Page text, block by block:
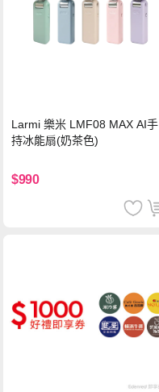
Larmi 樂米 LMF08 MAX AI手
持冰能扇(奶茶色)
$990